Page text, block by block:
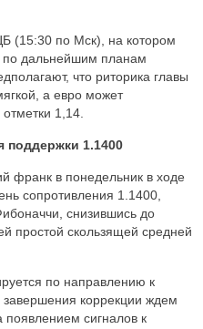
(15:30 по Мск), на котором
по дальнейшим планам
что риторика главы
а евро может
1,14.
поддержки 1.1400
франк в понедельник в ходе
сопротивления 1.1400,
снизившись до
простой скользящей средней
по направлению к
коррекции ждем
появлением сигналов к